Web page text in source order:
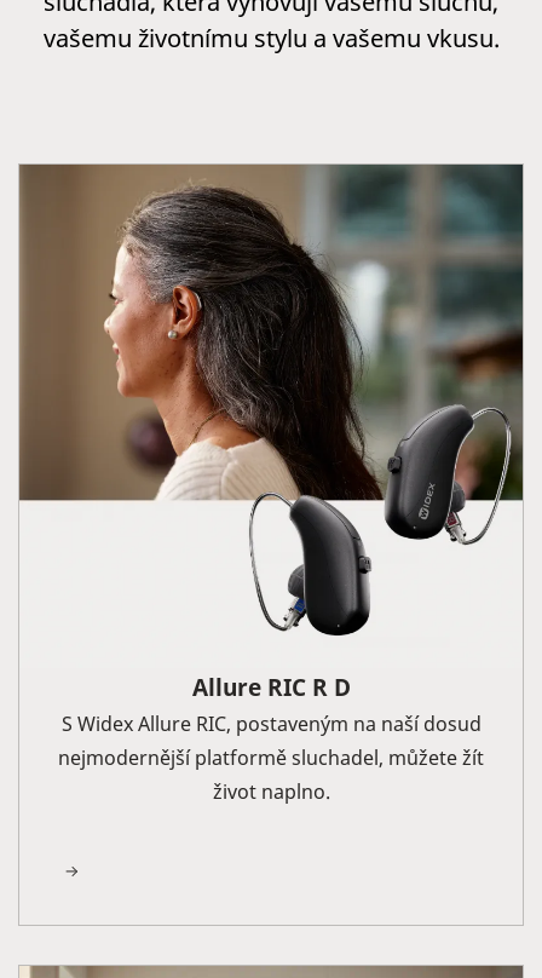
vašemu životnímu stylu a vašemu vkusu.
Allure RIC R D
S Widex Allure RIC, postaveným na naší dosud
nejmodernější platformě sluchadel, můžete žít
život naplno.